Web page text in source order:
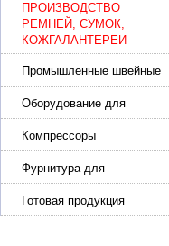
ПРОИЗВОДСТВО
РЕМНЕЙ, СУМОК,
КОЖГАЛАНТЕРЕИ
Промышленные швейные
машины для кожи, обуви
Оборудование для
производства и резки
эластичной ленты и стропы
Компрессоры
Фурнитура для
производства ремней
Готовая продукция